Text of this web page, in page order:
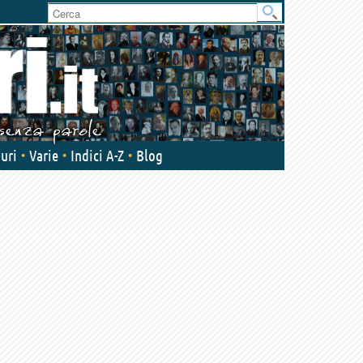
User
area
Varie Indici A-Z Blog